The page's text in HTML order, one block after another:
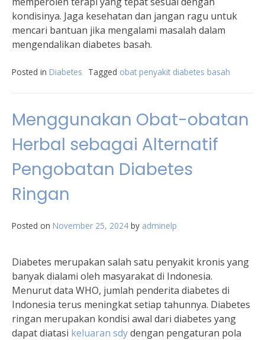
kondisinya. Jaga kesehatan dan jangan ragu untuk
mencari bantuan jika mengalami masalah dalam
mengendalikan diabetes basah.
Posted in Diabetes Tagged obat penyakit diabetes basah
Menggunakan Obat-obatan
Herbal sebagai Alternatif
Pengobatan Diabetes
Ringan
Posted on November 25, 2024 by adminelp
Diabetes merupakan salah satu penyakit kronis yang
banyak dialami oleh masyarakat di Indonesia.
Menurut data WHO, jumlah penderita diabetes di
Indonesia terus meningkat setiap tahunnya. Diabetes
ringan merupakan kondisi awal dari diabetes yang
dapat diatasi keluaran sdydengan pengaturan pola